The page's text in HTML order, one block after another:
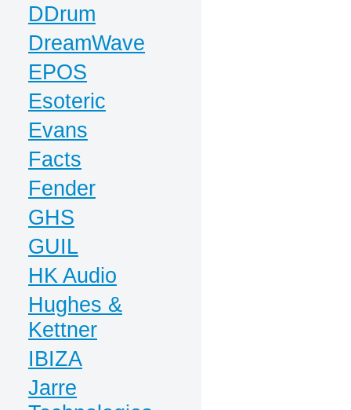
DDrum
DreamWave
EPOS
Esoteric
Evans
Facts
Fender
GHS
GUIL
HK Audio
Hughes &
Kettner
IBIZA
Jarre